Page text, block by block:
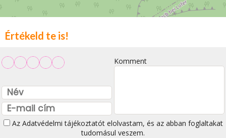
Értékeld te is!
Komment
Az Adatvédelmi tájékoztatótelolvastam, és az abban foglaltakat
tudomásul veszem.